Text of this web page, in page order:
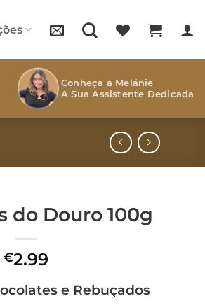
Conheça a Melánie
A Sua Assistente Dedicada
do Douro 100g
€2.99
e Rebuçados